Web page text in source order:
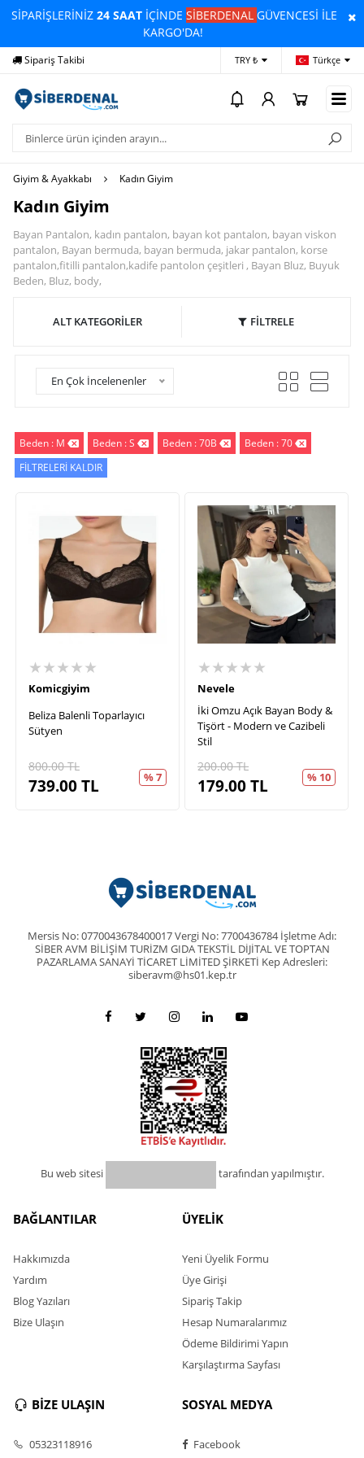
SİPARİŞLERİNİZ24 SAAT İÇİNDESİBERDENALGÜVENCESİ İLE
KARGO'DA!
Sipariş Takibi TRY ₺ Türkçe
Giyim & Ayakkabı Kadın Giyim
Kadın Giyim
Bayan Pantalon, kadın pantalon, bayan kot pantalon, bayan viskon
pantalon, Bayan bermuda, bayan bermuda, jakar pantalon, korse
pantalon,fitilli pantalon,kadife pantolon çeşitleri , Bayan Bluz, Buyuk
Beden, Bluz, body,
ALT KATEGORİLER FİLTRELE
En Çok İncelenenler
Beden : M Beden : S Beden : 70B
Beden : 70
FİLTRELERİ KALDIR
★★★★★
Komicgiyim
Beliza Balenli Toparlayıcı
Sütyen
800.00TL
739.00TL % 7
★★★★★
Nevele
İki Omzu Açık Bayan Body &
Tişört - Modern ve Cazibeli
Stil
200.00TL
179.00TL % 10
Mersis No: 0770043678400017 Vergi No: 7700436784 İşletme Adı:
SİBER AVM BİLİŞİM TURİZM GIDA TEKSTİL DİJİTAL VE TOPTAN
PAZARLAMA SANAYİ TİCARET LİMİTED ŞİRKETİ Kep Adresleri:
siberavm@hs01.kep.tr
Bu web sitesi tarafından yapılmıştır.
BAĞLANTILAR
Hakkımızda
Yardım
Blog Yazıları
Bize Ulaşın
ÜYELİK
Yeni Üyelik Formu
Üye Girişi
Sipariş Takip
Hesap Numaralarımız
Ödeme Bildirimi Yapın
Karşılaştırma Sayfası
BİZE ULAŞIN
05323118916
SOSYAL MEDYA
Facebook